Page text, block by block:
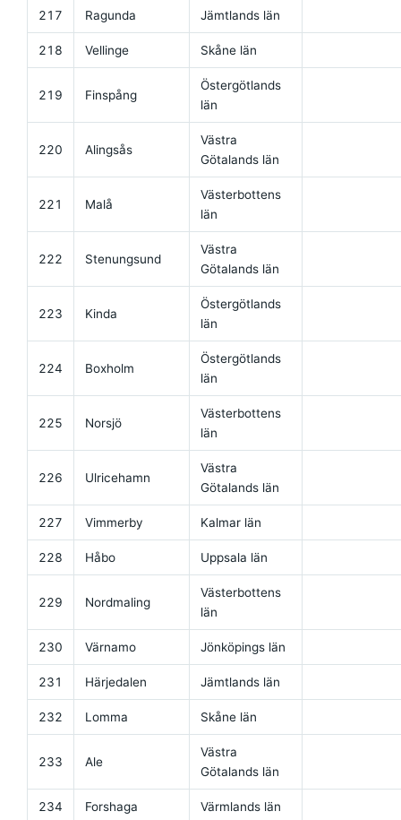
217 Ragunda Jämtlands län
218 Vellinge Skåne län
219 Finspång
Östergötlands
län
220 Alingsås
Västra
Götalands län
221 Malå
Västerbottens
län
222 Stenungsund
Västra
Götalands län
223 Kinda
Östergötlands
län
224 Boxholm
Östergötlands
län
225 Norsjö
Västerbottens
län
226 Ulricehamn
Västra
Götalands län
227 Vimmerby Kalmar län
228 Håbo Uppsala län
229 Nordmaling
Västerbottens
län
230 Värnamo Jönköpings län
231 Härjedalen Jämtlands län
232 Lomma Skåne län
233 Ale
Västra
Götalands län
234 Forshaga Värmlands län